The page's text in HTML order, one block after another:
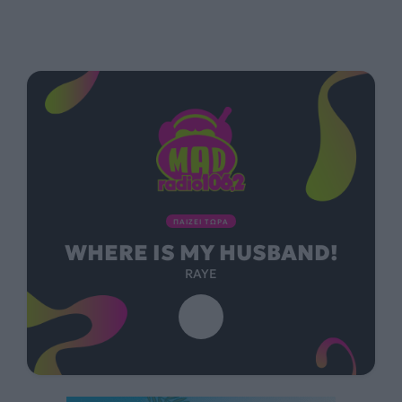
ΠΑΙΖΕΙ ΤΩΡΑ
WHERE IS MY HUSBAND!
RAYE